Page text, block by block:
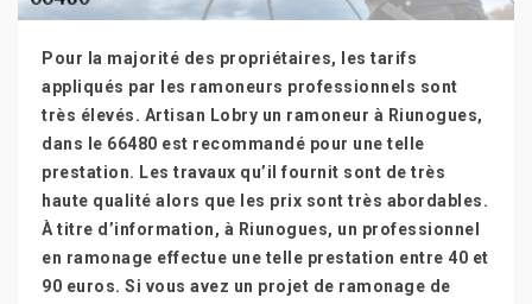
Pour la majorité des propriétaires, les tarifs
appliqués par les ramoneurs professionnels sont
très élevés. Artisan Lobry un ramoneur à Riunogues,
dans le 66480 est recommandé pour une telle
prestation. Les travaux qu’il fournit sont de très
haute qualité alors que les prix sont très abordables.
À titre d’information, à Riunogues, un professionnel
en ramonage effectue une telle prestation entre 40 et
90 euros. Si vous avez un projet de ramonage de